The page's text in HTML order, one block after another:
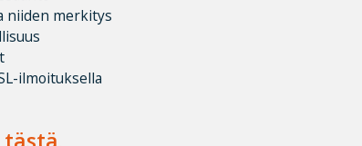
niiden merkitys
ilmoituksella